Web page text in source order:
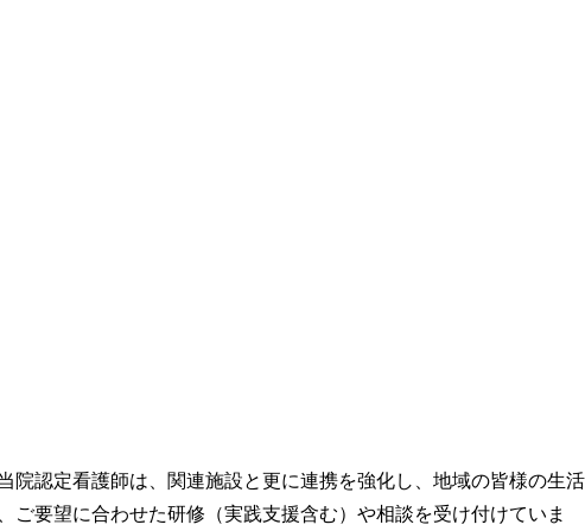
認定看護師は、関連施設と更に連携を強化し、地域の皆様の生活
要望に合わせた研修（実践支援含む）や相談を受け付けていま